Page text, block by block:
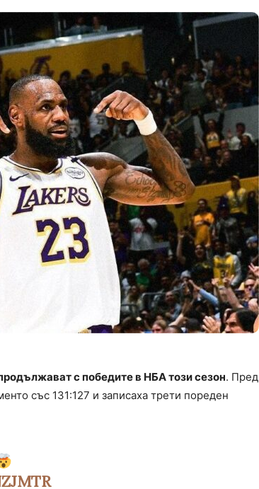
с победите в НБА този сезон. Пред
със 131:127 и записаха трети пореден